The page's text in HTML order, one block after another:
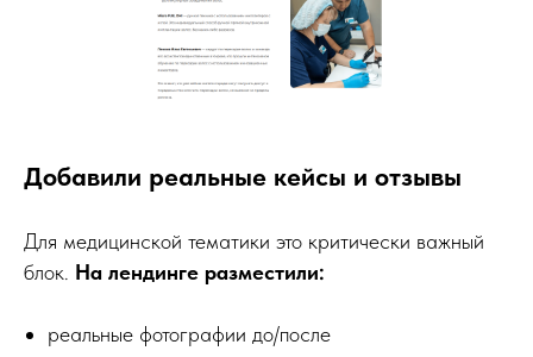
Добавили реальные кейсы и отзывы
Для медицинской тематики это критически важный
блок. На лендинге разместили:
реальные фотографии до/после